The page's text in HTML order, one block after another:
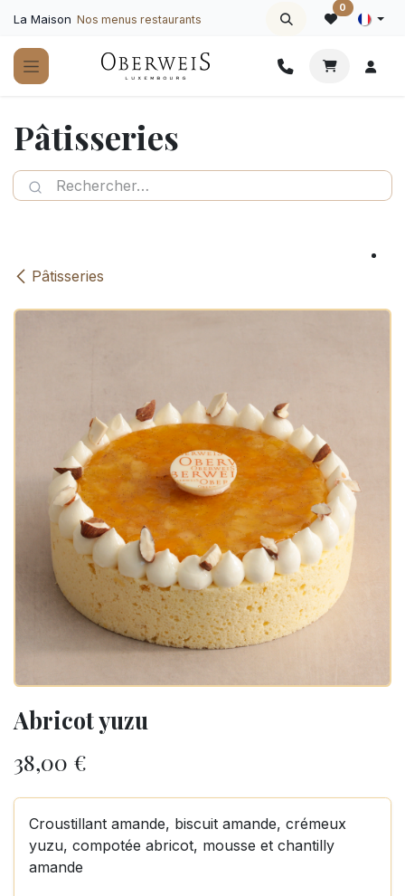
La Maison Nos menus restaurants
0
Pâtisseries
Pâtisseries
Abricot yuzu
38,00 €
Croustillant amande, biscuit amande, crémeux
yuzu, compotée abricot, mousse et chantilly
amande